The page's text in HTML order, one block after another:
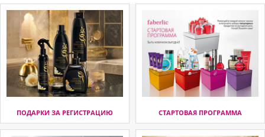
ПОДАРКИ ЗА РЕГИСТРАЦИЮ СТАРТОВАЯ ПРОГРАММА